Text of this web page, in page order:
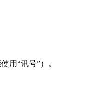
用“讯号”）。